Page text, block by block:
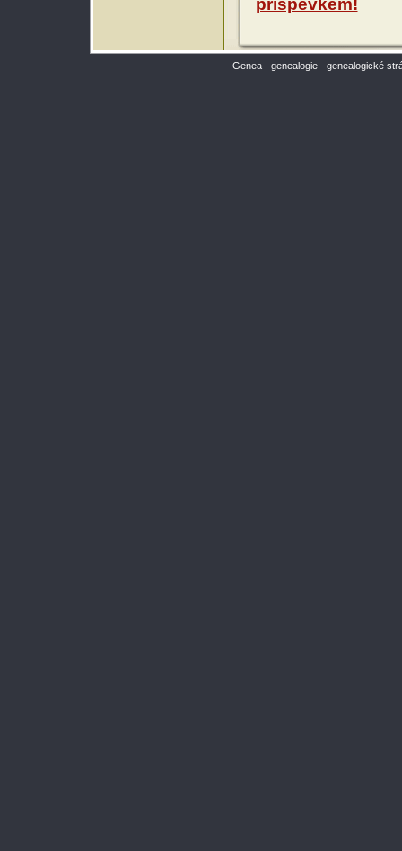
příspěvkem!
Genea - genealogie - genealogické